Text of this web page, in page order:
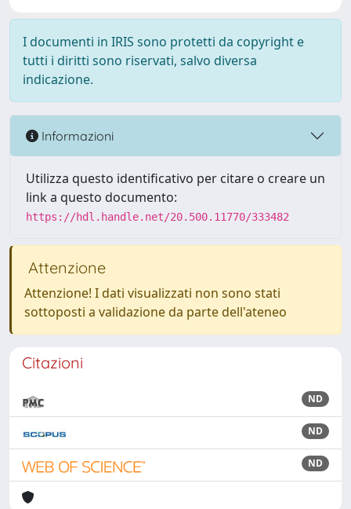
I documenti in IRIS sono protetti da copyright e
tutti i diritti sono riservati, salvo diversa
indicazione.
Informazioni
Utilizza questo identificativo per citare o creare un
link a questo documento:
https://hdl.handle.net/20.500.11770/333482
Attenzione
Attenzione! I dati visualizzati non sono stati
sottoposti a validazione da parte dell'ateneo
Citazioni
ND
ND
ND